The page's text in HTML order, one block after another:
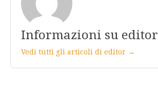
Informazioni su editor
Vedi tutti gli articoli di editor →